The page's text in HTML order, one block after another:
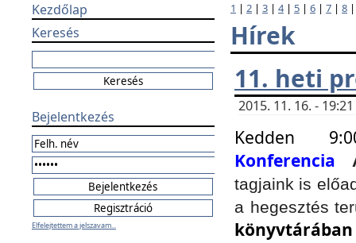
Kezdőlap
Keresés
Bejelentkezés
Elfelejtettem a jelszavam...
1 | 2 | 3 | 4| 5 | 6 | 7 | 8
Hírek
11. heti
2015. 11. 16. -
Kedden
Konferencia
tagjaink is
a hegesztés
könyvtárában